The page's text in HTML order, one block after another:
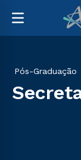
Pós-Graduação